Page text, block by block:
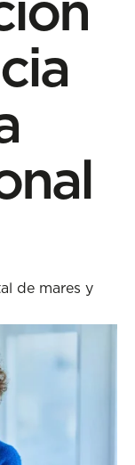
de mares y